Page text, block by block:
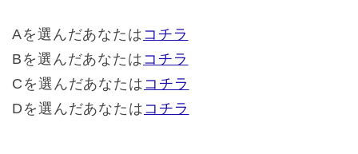
Aを選んだあなたは コチラ
Bを選んだあなたは コチラ
Cを選んだあなたは コチラ
Dを選んだあなたは コチラ